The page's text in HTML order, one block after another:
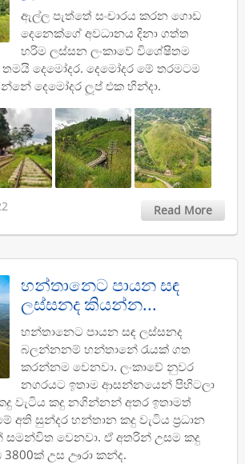
ඇල්ල පැත්තේ සංචාරය කරන ගොඩ
දෙනෙක්ගේ අවධානය දිනා ගත්ත
හරිම ලස්සන ලංකාවේ විශේෂිතම
දෙමෝදර. දෙමෝදර මේ තරමටම
දෙමෝදර ලූප් එක හින්දා.
Read More
හන්තානෙට පායන සඳ
ලස්සනද කියන්න...
හන්තානෙට පායන සඳ ලස්සනද
බලන්නනම් හන්තානේ රැයක් ගත
කරන්නම වෙනවා. ලංකාවේ නුවර
නගරයට ඉතාම ආසන්නයෙන් පිහිටලා
වැටිය කදු නගින්නන් අතර ඉතාමත්
අති සුන්දර හන්තාන කදු වැටිය ප්‍රධාන
වෙනවා. ඒ අතරින් උසම කදු
උස ඌරා කන්ද.